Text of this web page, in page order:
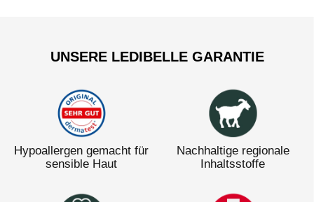
UNSERE LEDIBELLE GARANTIE
Hypoallergen gemacht für
sensible Haut
Nachhaltige regionale
Inhaltsstoffe